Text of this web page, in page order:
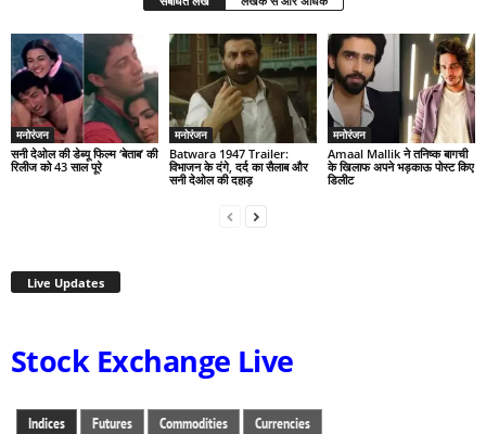
मनोरंजन
सनी देओल की डेब्यू फिल्म ‘बेताब’ की
रिलीज को 43 साल पूरे
मनोरंजन
Batwara 1947 Trailer:
विभाजन के दंगे, दर्द का सैलाब और
सनी देओल की दहाड़
मनोरंजन
Amaal Mallik ने तनिष्क बागची
के खिलाफ अपने भड़काऊ पोस्ट किए
डिलीट
Live Updates
Stock Exchange Live